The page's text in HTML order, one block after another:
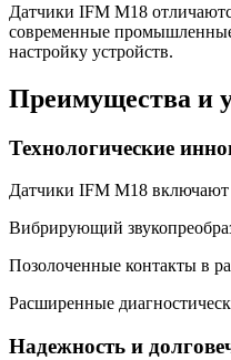
Датчики IFM M18
современные промышленные
настройку устройств.
Преимущества и
Технологические
Датчики IFM M18 включают
Вибрирующий
Позолоченные контакты в
Расширенные
Надежность и